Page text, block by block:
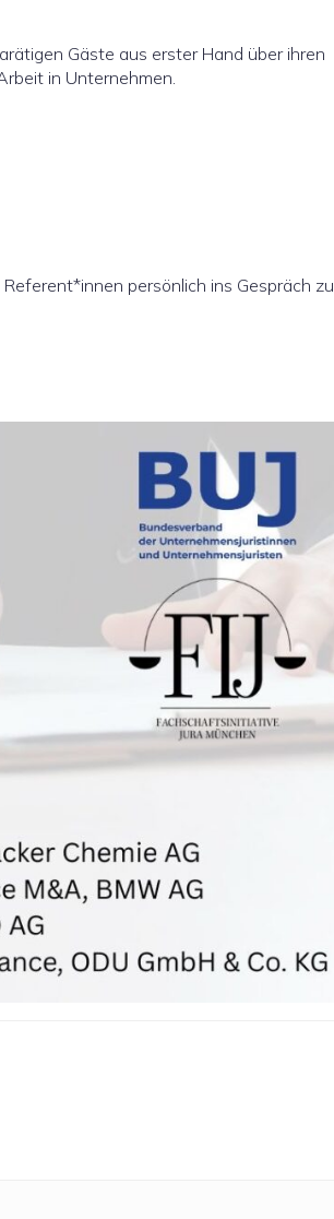
Gäste aus erster Hand über ihren
in Unternehmen.
persönlich ins Gespräch zu